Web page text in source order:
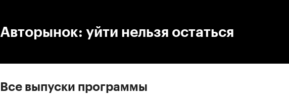
Авторынок: уйти нельзя остаться
Все выпуски программы